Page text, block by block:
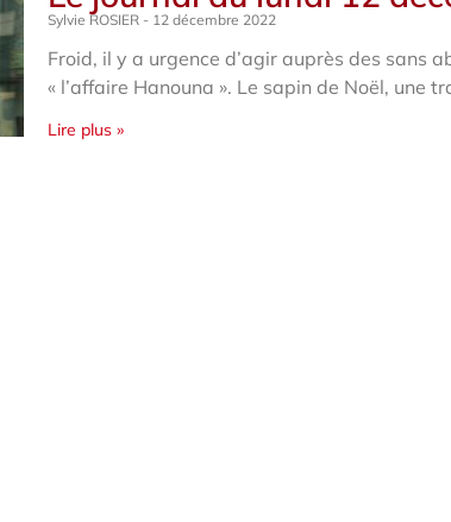
Sylvie ROSIER 12 décembre 2022
Froid, il y a urgence d’agir auprès des sans
« l’affaire Hanouna ». Le sapin de Noël, une
Lire plus »